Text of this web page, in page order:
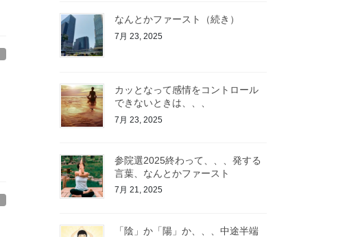
なんとかファースト（続き）
7月 23, 2025
カッとなって感情をコントロール
できないときは、、、
7月 23, 2025
参院選2025終わって、、、発する
言葉、なんとかファースト
7月 21, 2025
「陰」か「陽」か、、、中途半端